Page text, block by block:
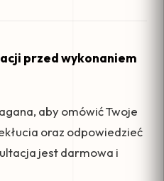
przed wykonaniem
aby omówić Twoje
oraz odpowiedzieć
jest darmowa i